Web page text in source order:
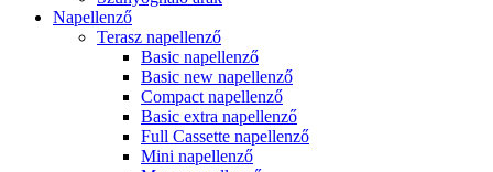
Napellenző
Terasz napellenző
Basic napellenző
Basic new napellenző
Compact napellenző
Basic extra napellenző
Full Cassette napellenző
Mini napellenző